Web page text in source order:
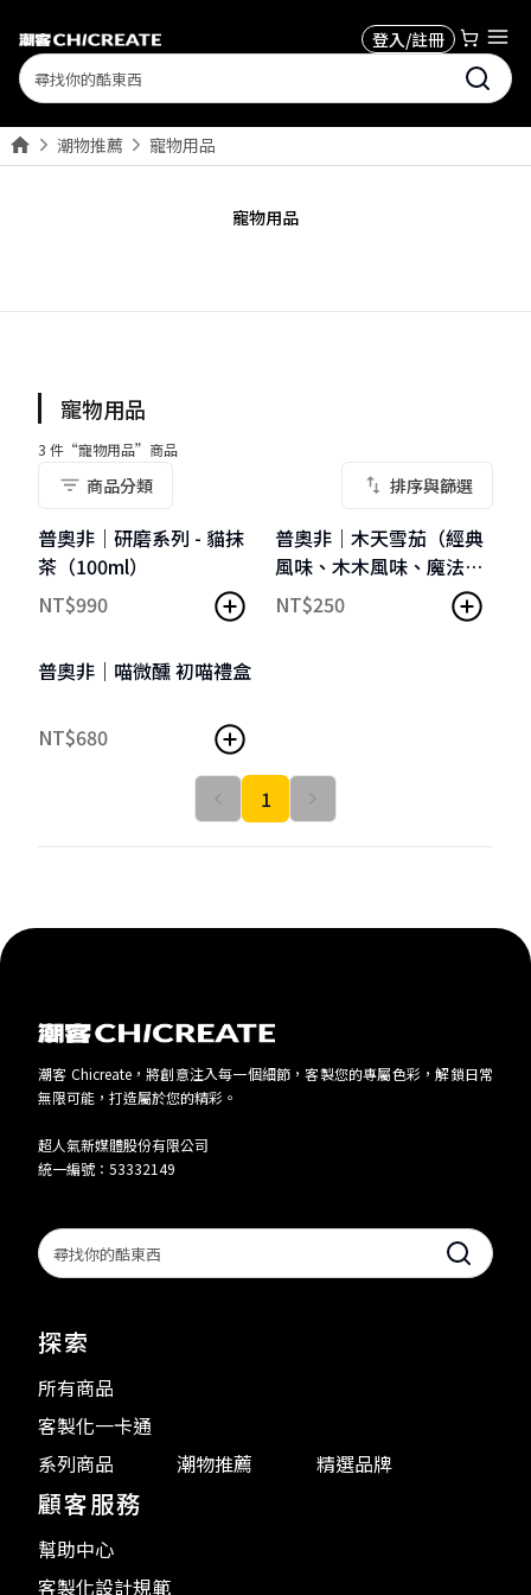
Search
登入/註冊
潮物推薦 寵物用品
寵物用品
寵物用品
3 件“寵物用品”商品
商品分類 排序與篩選
普奧非｜研磨系列 - 貓抹
茶（100ml）
NT$990
普奧非｜木天雪茄（經典
風味、木木風味、魔法森
林、季節限定）
NT$250
普奧非｜喵微醺 初喵禮盒
NT$680
1
潮客 Chicreate，將創意注入每一個細節，客製您的專屬色彩，解鎖日常
無限可能，打造屬於您的精彩。
超人氣新媒體股份有限公司
統一編號：53332149
Search
探索
所有商品
客製化一卡通
系列商品
潮物推薦 精選品牌
顧客服務
幫助中心
客製化設計規範